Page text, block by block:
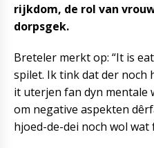
rijkdom, de rol van
dorpsgek.
Breteler merkt op: “It is
spilet. Ik tink dat der
it uterjen fan dyn mentale
om negative aspekten
hjoed-de-dei noch wol wat